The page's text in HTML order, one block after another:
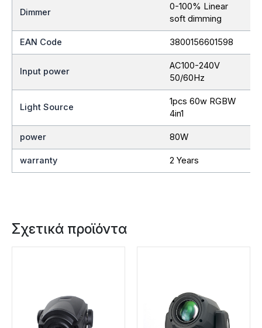
Dimmer
0-100% Linear
soft dimming
EAN Code 3800156601598
Input power
AC100-240V
50/60Hz
Light Source
1pcs 60w RGBW
4in1
power 80W
warranty 2 Years
Σχετικά προϊόντα